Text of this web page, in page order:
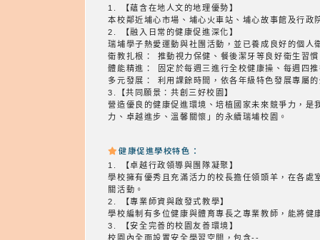
1. 【蘊含在地人文的地理優勢】
本校鄰近埔心市場、埔心火車站、埔心故事館及行
2. 【融入日常的健康促進深化】
瑞埔學子熱愛運動與社團活動，並已養成良好的個
衛教扎根： 推動視力保健、餐後潔牙等良好衛生習
體能精進： 固定於每週三進行全校健康操、每週四
多元發展： 利用課餘時間，依各年級特色發展專屬
3.【共同願景：共創三好校園】
營造優良的健康促進環境、培植國家未來競爭力，
力、卓越進步、溫馨關懷」的永續瑞埔校園。
健康促進學校特色：
1. 【卓越行政領導與團隊凝聚】
學校擁有優秀且充滿活力的校長擔任領頭羊，在各
關活動。
2. 【專業師資與啟發式教學】
學校編制有多位健康與體育專長之專業教師，能將
3. 【安全完善的校園友善環境】
校園內全面設置安全學習空間，包含--